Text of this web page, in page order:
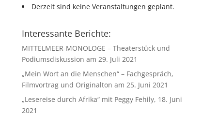
Derzeit sind keine Veranstaltungen geplant.
Interessante Berichte:
MITTELMEER-MONOLOGE – Theaterstück und
Podiumsdiskussion am 29. Juli 2021
„Mein Wort an die Menschen“ – Fachgespräch,
Filmvortrag und Originalton am 25. Juni 2021
„Lesereise durch Afrika“ mit Peggy Fehily, 18. Juni
2021